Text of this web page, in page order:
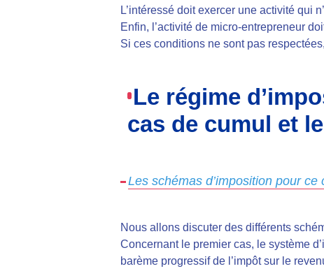
L’intéressé doit exercer une activité qui
Enfin, l’activité de micro-entrepreneur
Si ces conditions ne sont pas
Le régime
cas de cumul et
Les schémas d’imposition pour ce
Nous allons discuter des différents
Concernant le premier cas, le système
barème progressif de l’impôt sur le